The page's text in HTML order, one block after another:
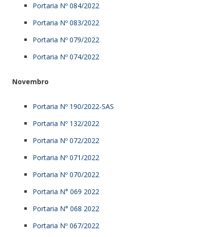
Portaria Nº 084/2022
Portaria Nº 083/2022
Portaria Nº 079/2022
Portaria Nº 074/2022
Novembro
Portaria Nº 190/2022-SAS
Portaria Nº 132/2022
Portaria Nº 072/2022
Portaria Nº 071/2022
Portaria Nº 070/2022
Portaria N° 069 2022
Portaria N° 068 2022
Portaria Nº 067/2022